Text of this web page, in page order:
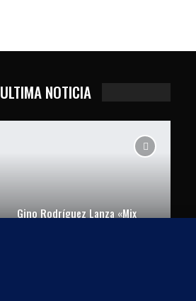
ULTIMA NOTICIA
Gino Rodríguez Lanza «Mix